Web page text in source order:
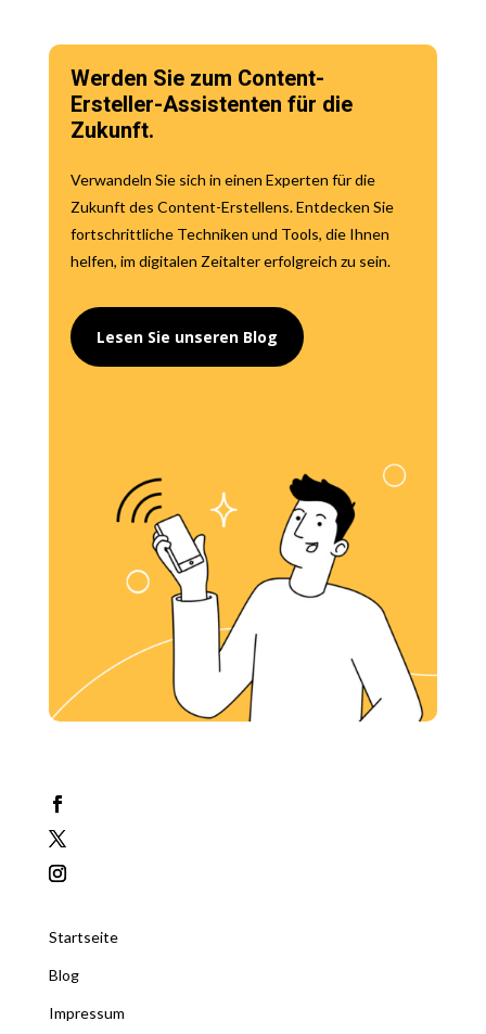
Werden Sie zum Content-
Ersteller-Assistenten für die
Zukunft.
Verwandeln Sie sich in einen Experten für die
Zukunft des Content-Erstellens. Entdecken Sie
fortschrittliche Techniken und Tools, die Ihnen
helfen, im digitalen Zeitalter erfolgreich zu sein.
Lesen Sie unseren Blog
Startseite
Blog
Impressum